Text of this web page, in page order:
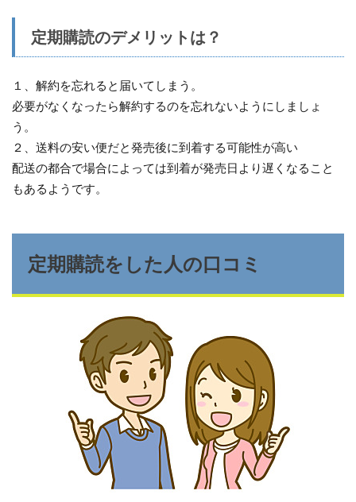
定期購読のデメリットは？
１、解約を忘れると届いてしまう。
必要がなくなったら解約するのを忘れないようにしましょ
う。
２、送料の安い便だと発売後に到着する可能性が高い
配送の都合で場合によっては到着が発売日より遅くなること
もあるようです。
定期購読をした人の口コミ